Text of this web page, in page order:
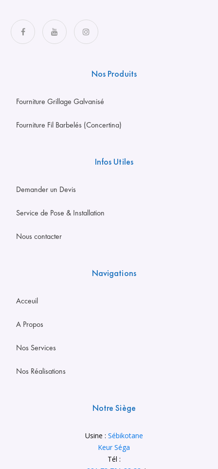
Nos Produits
Fourniture Grillage Galvanisé
Fourniture Fil Barbelés (Concertina)
Infos Utiles
Demander un Devis
Service de Pose & Installation
Nous contacter
Navigations
Acceuil
A Propos
Nos Services
Nos Réalisations
Notre Siège
Usine : Sébikotane
Keur Séga
Tél :